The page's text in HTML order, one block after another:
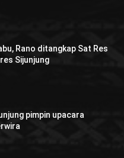
Rano ditangkap Sat Res
Sijunjung
pimpin upacara